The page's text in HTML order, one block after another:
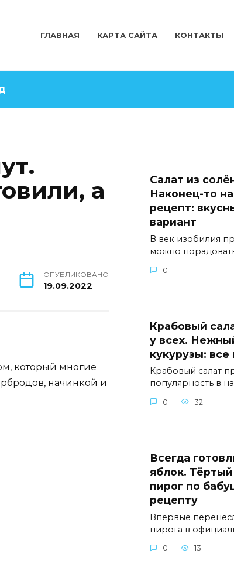
ГЛАВНАЯ КАРТА САЙТА КОНТАКТЫ
а
ОПУБЛИКОВАНО
19.09.2022
который многие
начинкой и
Салат из
Наконец-то
рецепт:
вариант
В век изобилия
можно
0
Крабовый
у всех.
кукурузы: все
Крабовый салат
популярность в
0 32
Всегда
яблок.
пирог по
рецепту
Впервые
пирога в
0 13